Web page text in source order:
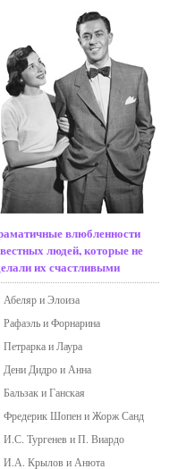
влюбленности
людей, которые не
их счастливыми
Абеляр и Элоиза
Рафаэль и Форнарина
Петрарка и Лаура
Дени Дидро и Анна
Бальзак и Ганская
Фредерик Шопен и Жорж Санд
И.С. Тургенев и П. Виардо
И.А. Крылов и Анюта